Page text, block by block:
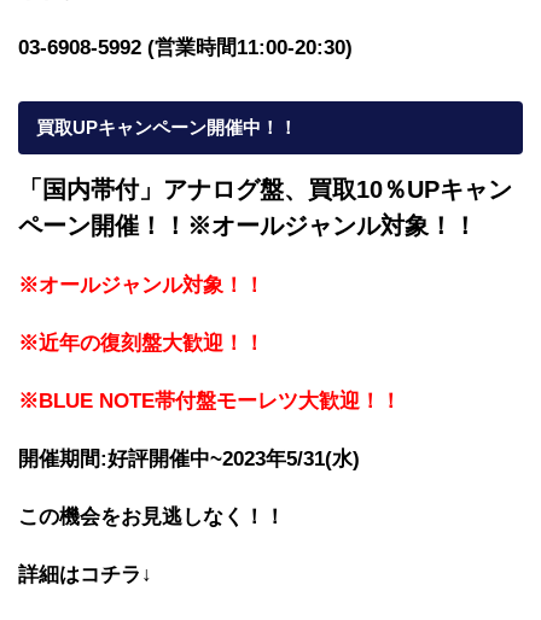
03-6908-5992 (営業時間11:00-20:30)
買取UPキャンペーン開催中！！
「国内帯付」アナログ盤、買取10％UPキャン
ペーン開催！！※オールジャンル対象！！
※オールジャンル対象！！
※近年の復刻盤大歓迎！！
※BLUE NOTE帯付盤モーレツ大歓迎！！
開催期間:好評開催中~2023年5/31(水)
この機会をお見逃しなく！！
詳細はコチラ↓